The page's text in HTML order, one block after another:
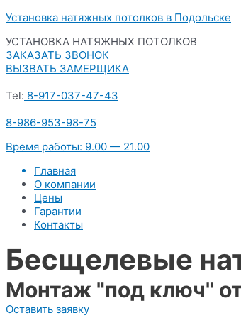
Перейти
содержимому
Установка натяжных потолков в Подольске
УСТАНОВКА НАТЯЖНЫХ ПОТОЛКОВ
ЗАКАЗАТЬ ЗВОНОК
ВЫЗВАТЬ ЗАМЕРЩИКА
Tel: 8-917-037-47-43
8-986-953-98-75
Время работы: 9.00 — 21.00
Главная
О компании
Цены
Гарантии
Контакты
Бесщелевые
Монтаж "под ключ"
Оставить заявку